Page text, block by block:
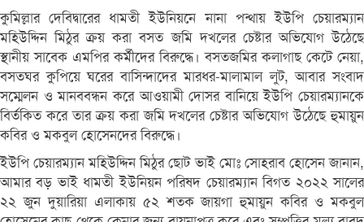
কুমিল্লার দেবিদ্বারের ধামতী ইউনিয়নে নানা পন্থায় ইউপি চেয়ারম্যান
মহিউদ্দিন মিঠুর ক্রয় করা বসত জমি দখলের চেষ্টার অভিযোগ উঠেছে
স্থানীয় সাবেক এমপির কর্মীদের বিরুদ্ধে। বসতজমির কলাগাছ কেটে নেয়া,
বসতঘর কুপিয়ে ঘরের বাসিন্দাদের মারধর-মালামাল লুট, আবার সংবাদ
সম্মেলন ও মানববন্ধন করে আওয়ামী দোসর বানিয়ে ইউপি চেয়ারম্যানকে
বির্তকিত করে তার ক্রয় করা জমি দখলের চেষ্টার অভিযোগ উঠেছে হুমায়ুন
কবির ও মকবুল হোসেনদের বিরুদ্ধে।
ইউপি চেয়ারম্যান মহিউদ্দিন মিঠুর ছোট ভাই মোঃ সোহরাব হোসেন জানান,
আমার বড় ভাই ধামতী ইউনিয়ন পরিষদ চেয়ারম্যান বিগত ২০২২ সালের
২২ জুন দুয়ারিয়া এলাকায় ৫২ শতক জায়গা হুমায়ুন কবির ও মকবুল